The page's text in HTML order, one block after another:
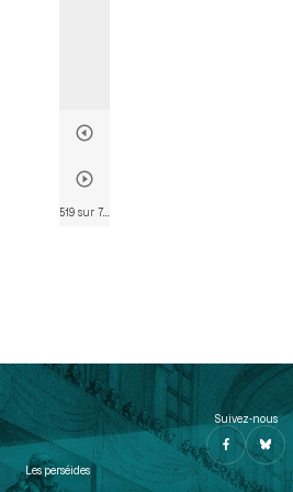
Suivez-nous
Les perséides